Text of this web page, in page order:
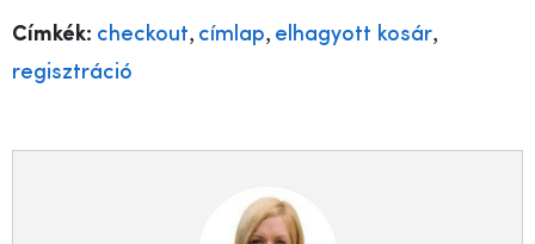
Címkék: checkout, címlap, elhagyott kosár,
regisztráció